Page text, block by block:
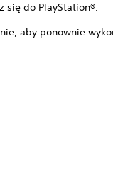
się do PlayStation®.
aby ponownie